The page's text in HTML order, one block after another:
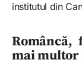
institutul din
Româncă,
mai multor